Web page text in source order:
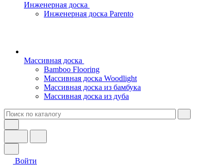
Инженерная доска
Инженерная доска Parento
Массивная доска
Bamboo Flooring
Массивная доска Woodlight
Массивная доска из бамбука
Массивная доска из дуба
Войти